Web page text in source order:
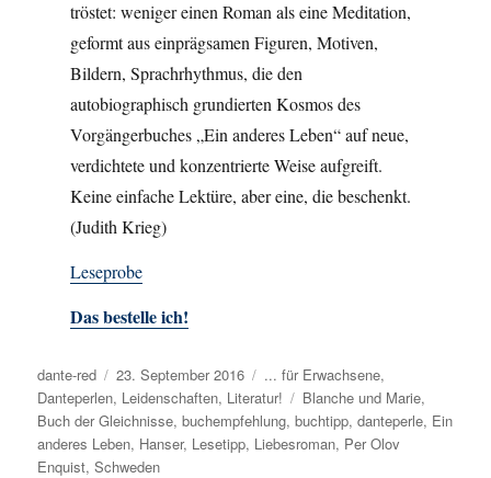
tröstet: weniger einen Roman als eine Meditation,
geformt aus einprägsamen Figuren, Motiven,
Bildern, Sprachrhythmus, die den
autobiographisch grundierten Kosmos des
Vorgängerbuches „Ein anderes Leben“ auf neue,
verdichtete und konzentrierte Weise aufgreift.
Keine einfache Lektüre, aber eine, die beschenkt.
(Judith Krieg)
Leseprobe
Das bestelle ich!
Autor
dante-red
Veröffentlicht
am
23. September 2016 Kategorien
... für Erwachsene,
Danteperlen, Leidenschaften, Literatur! Schlagwörter
Blanche und Marie,
Buch der Gleichnisse,buchempfehlung,buchtipp,danteperle, Ein
anderes Leben, Hanser, Lesetipp, Liebesroman, Per Olov
Enquist,Schweden